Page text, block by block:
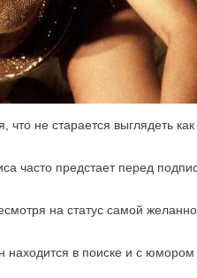
что не старается выглядеть
часто предстает перед
на статус самой
находится в поиске и с юмором